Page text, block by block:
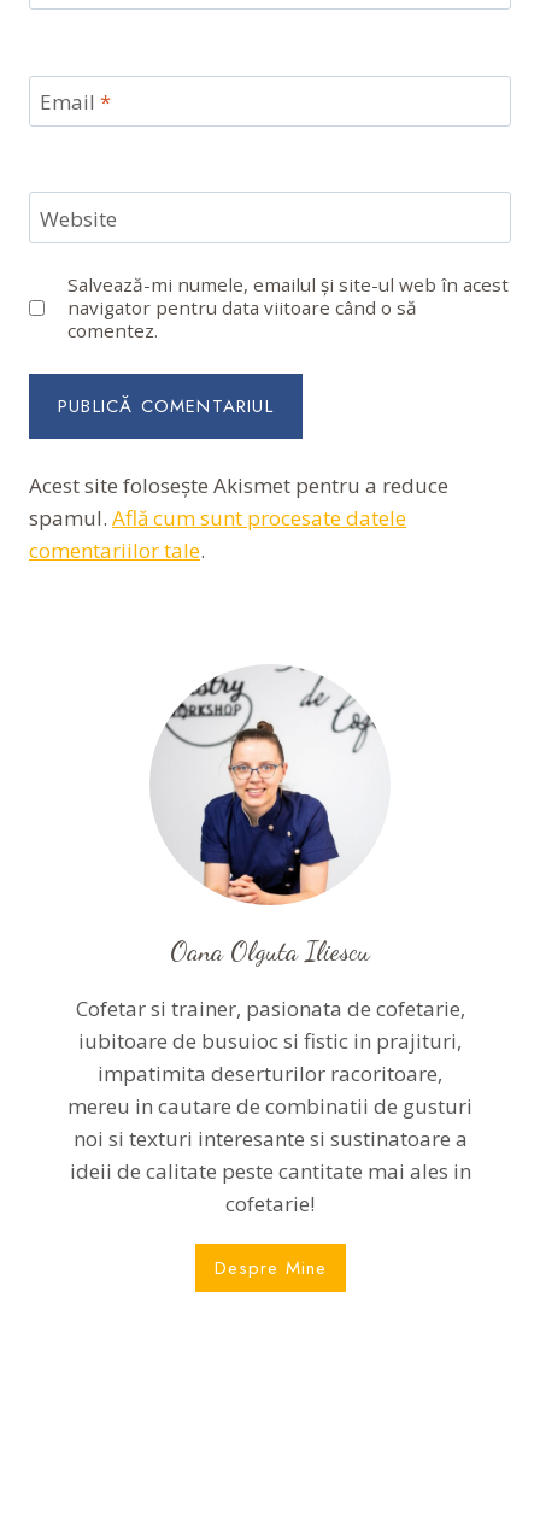
Email *
Website
Salvează-mi numele, emailul și site-ul web în acest
navigator pentru data viitoare când o să
comentez.
Acest site folosește Akismet pentru a reduce
spamul. Află cum sunt procesate datele
comentariilor tale.
Oana Olguta Iliescu
Cofetar si trainer, pasionata de cofetarie,
iubitoare de busuioc si fistic in prajituri,
impatimita deserturilor racoritoare,
mereu in cautare de combinatii de gusturi
noi si texturi interesante si sustinatoare a
ideii de calitate peste cantitate mai ales in
cofetarie!
Despre Mine